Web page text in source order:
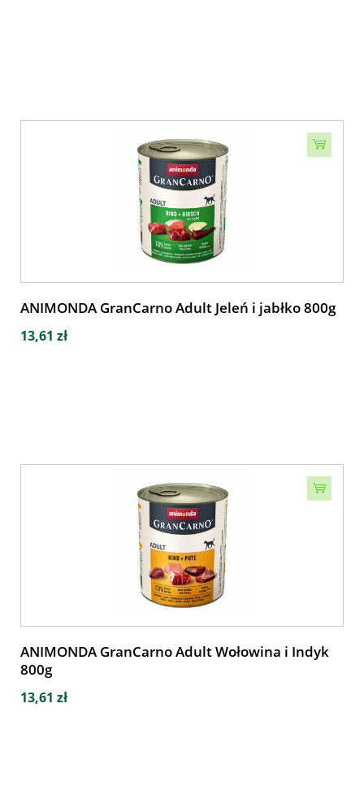
ANIMONDA GranCarno Adult Jeleń i jabłko 800g
13,61 zł
ANIMONDA GranCarno Adult Wołowina i Indyk
800g
13,61 zł